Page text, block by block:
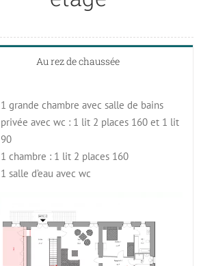
Au rez de chaussée
1 grande chambre avec salle de bains
privée avec wc : 1 lit 2 places 160 et 1 lit
90
1 chambre : 1 lit 2 places 160
1 salle d’eau avec wc